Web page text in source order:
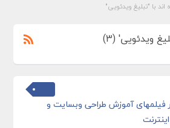
با "تبلیغ ویدئویی"
ویدئویی' (3)
فیلمهای آموزش طراحی وبسایت و